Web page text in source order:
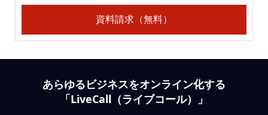
資料請求（無料）
あらゆるビジネスをオンライン化する
「LiveCall（ライブコール）」